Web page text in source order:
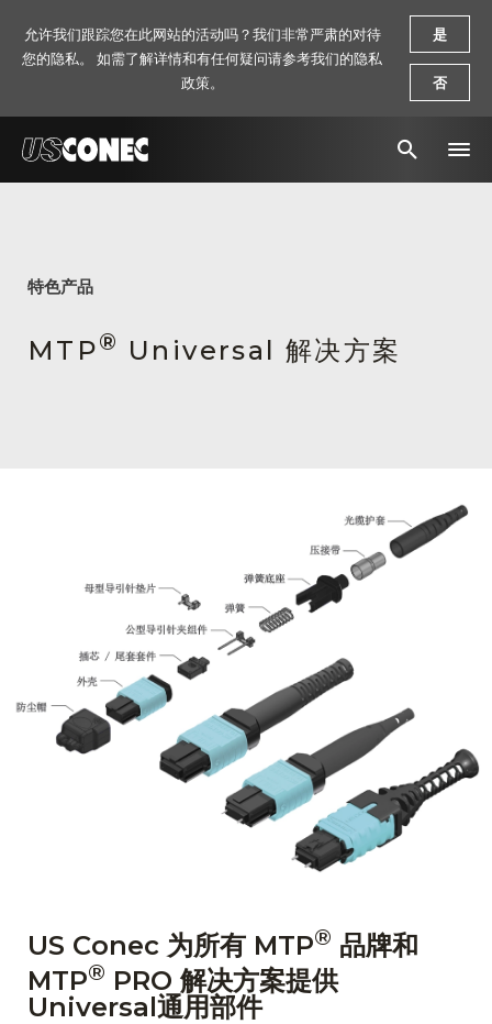
资源
合作伙伴
活动信息
特色产品
MTP® Universal 解决方案
US Conec 为所有 MTP® 品牌和
MTP® PRO 解决方案提供
Universal通用部件
允许我们跟踪您在此网站的活动吗？我们非常严肃的对待
您的隐私。 如需了解详情和有任何疑问请参考我们的隐私
政策。
是
否